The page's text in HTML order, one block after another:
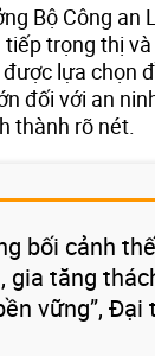
Bộ Công an
trọng thị
lựa chọn
đối với an
thành rõ nét.
bối cảnh
gia tăng
vững”, Đại